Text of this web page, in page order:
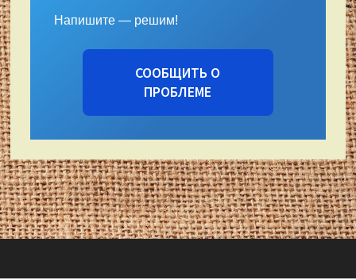
Напишите — решим!
СООБЩИТЬ О
ПРОБЛЕМЕ